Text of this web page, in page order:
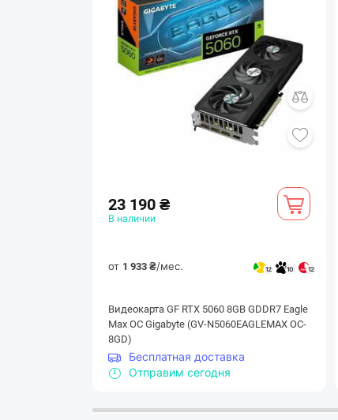
23 190 ₴
В наличии
от 1 933 ₴/мес. 12 10 12
Видеокарта GF RTX 5060 8GB GDDR7 Eagle
Max OC Gigabyte (GV-N5060EAGLEMAX OC-
8GD)
Бесплатная доставка
Отправим сегодня